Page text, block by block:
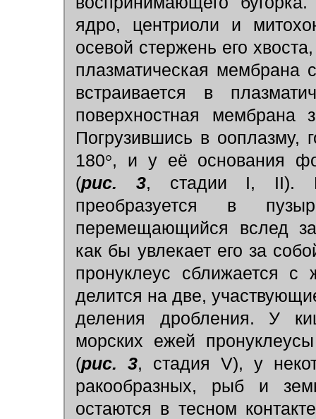
ядро, центриоли и
осевой стержень его
плазматическая мембрана
встраивается в
поверхностная мембрана
Погрузившись в ооплазму,
180°, и у её основания
(рис. 3, стадии I, II).
преобразуется в
перемещающийся вслед за
как бы увлекает его за
пронуклеус сближается с
делится на две,
деления дробления. У
морских ежей
(рис. 3, стадия V), у
ракообразных, рыб и
остаются в тесном